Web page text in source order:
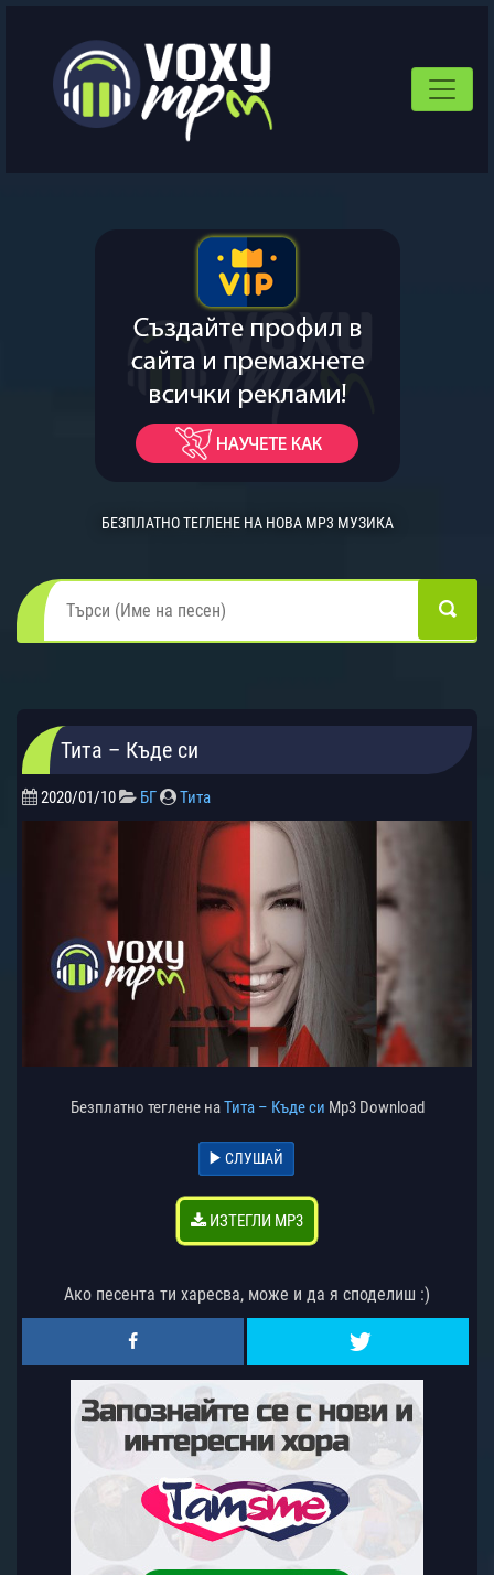
БЕЗПЛАТНО ТЕГЛЕНЕ НА НОВА MP3 МУЗИКА
Тита – Къде си
2020/01/10 БГ Тита
Безплатно теглене наТита – Къде си Mp3 Download
СЛУШАЙ
ИЗТЕГЛИ MP3
Ако песента ти харесва, може и да я споделиш :)